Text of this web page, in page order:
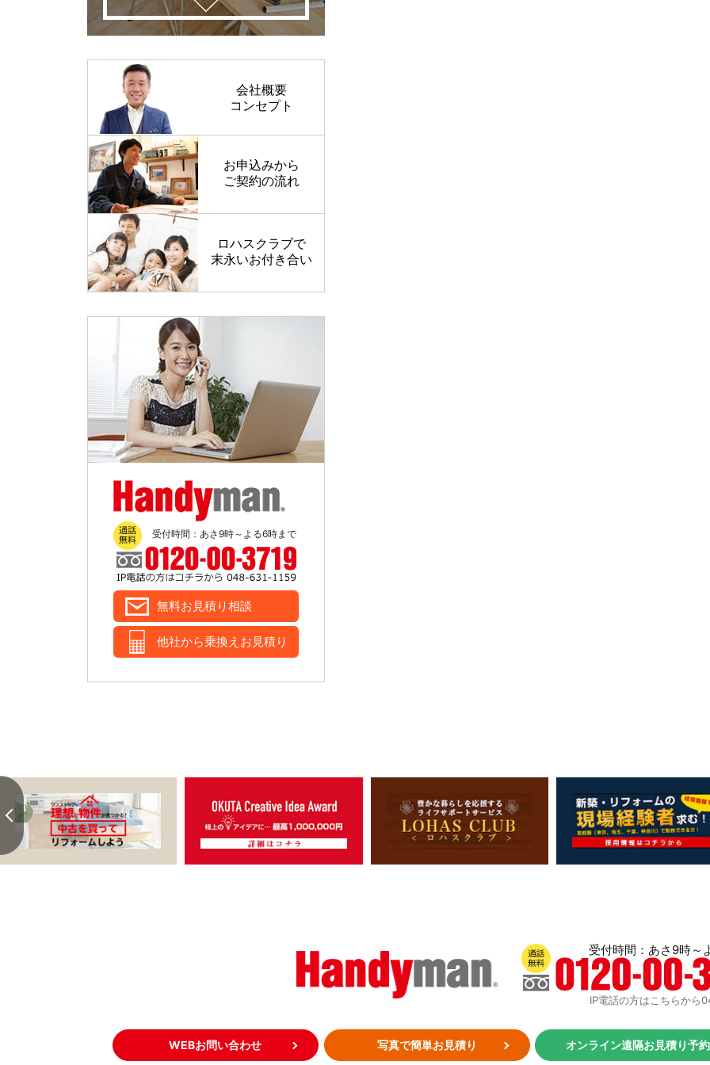
会社概要
コンセプト
お申込みから
ご契約の流れ
ロハスクラブで
末永いお付き合い
Handyman受付時間：あさ9時～よる6時まで
無料お見積り相談
他社から乗換えお見積り
受付時間：あさ9時～
通話無料：0120-00-3719
IP電話の方はこちらから
WEBお問い合わせ 写真で簡単お見積り オンライン遠隔お見積り予約